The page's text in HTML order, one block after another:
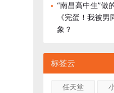
“南昌高中生”做
《完蛋！我被
象？
标签云
任天堂